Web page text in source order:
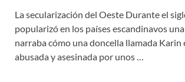
La secularización del Oeste Durante el
popularizó en los países escandinavos
narraba cómo una doncella llamada
abusada y asesinada por unos …